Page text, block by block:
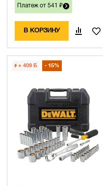
Платеж от 541 ₽
В КОРЗИНУ
+ 409 Б 15%